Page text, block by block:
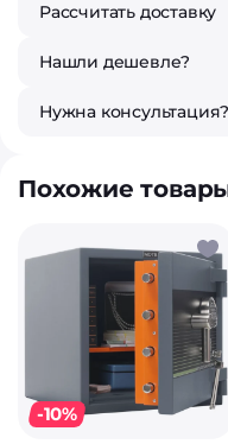
Рассчитать доставку
Нашли дешевле?
Нужна консультация?
Похожие
-10%